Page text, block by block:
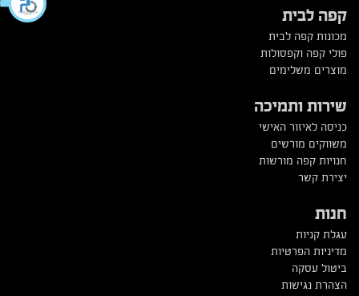
קפה לבית
מכונות קפה לבית
פולי קפה וקפסולות
מוצרים משלימים
שירות ותמיכה
כניסה לאיזור האישי
משווקים מורשים
חנויות קפה מורשות
יצירת קשר
חנות
עגלת קניות
מדיניות הפרטיות
ביטול עסקה
הצהרת נגישות